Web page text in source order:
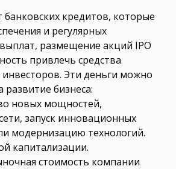
банковских кредитов, которые
и регулярных
размещение акций IPO
привлечь средства
Эти деньги можно
развитие бизнеса:
новых мощностей,
запуск инновационных
модернизацию технологий.
капитализации.
стоимость компании